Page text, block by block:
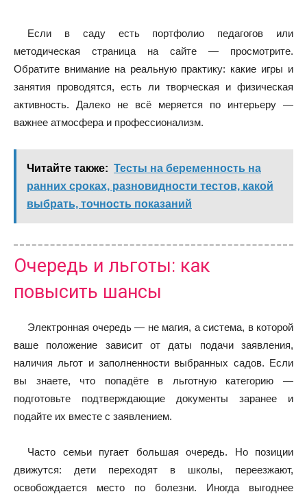
Если в саду есть портфолио педагогов или
методическая страница на сайте — просмотрите.
Обратите внимание на реальную практику: какие игры и
занятия проводятся, есть ли творческая и физическая
активность. Далеко не всё меряется по интерьеру —
важнее атмосфера и профессионализм.
Читайте также: Тесты на беременность на
ранних сроках, разновидности тестов, какой
выбрать, точность показаний
Очередь и льготы: как
повысить шансы
Электронная очередь — не магия, а система, в которой
ваше положение зависит от даты подачи заявления,
наличия льгот и заполненности выбранных садов. Если
вы знаете, что попадёте в льготную категорию —
подготовьте подтверждающие документы заранее и
подайте их вместе с заявлением.
Часто семьи пугает большая очередь. Но позиции
движутся: дети переходят в школы, переезжают,
освобождается место по болезни. Иногда выгоднее